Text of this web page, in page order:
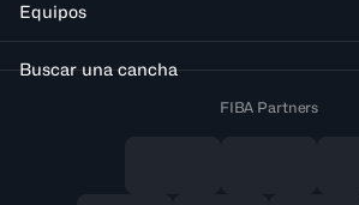
Equipos
Buscar una cancha
FIBA Partners